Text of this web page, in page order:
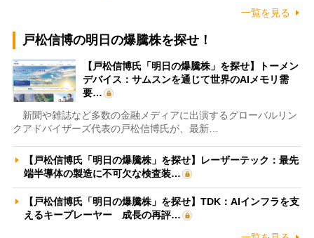
一覧を見る
戸松信博の明日の爆騰株を探せ！
【戸松信博氏「明日の爆騰株」を探せ】トーメン
デバイス：サムスンを通じて世界のAIメモリ需
要…
新聞や雑誌など多数の金融メディアに出演するグローバルリン
クアドバイザーズ代表の戸松信博氏が、最新…
【戸松信博氏「明日の爆騰株」を探せ】レーザーテック：最先
端半導体の製造に不可欠な検査装…
【戸松信博氏「明日の爆騰株」を探せ】TDK：AIインフラを支
えるキープレーヤー 成長の再評…